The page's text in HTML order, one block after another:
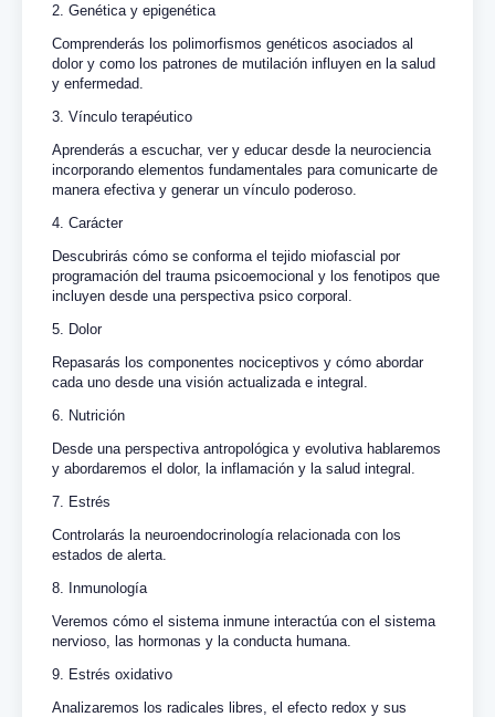
2. Genética y epigenética
Comprenderás los polimorfismos genéticos asociados al
dolor y como los patrones de mutilación influyen en la salud
y enfermedad.
3. Vínculo terapéutico
Aprenderás a escuchar, ver y educar desde la neurociencia
incorporando elementos fundamentales para comunicarte de
manera efectiva y generar un vínculo poderoso.
4. Carácter
Descubrirás cómo se conforma el tejido miofascial por
programación del trauma psicoemocional y los fenotipos que
incluyen desde una perspectiva psico corporal.
5. Dolor
Repasarás los componentes nociceptivos y cómo abordar
cada uno desde una visión actualizada e integral.
6. Nutrición
Desde una perspectiva antropológica y evolutiva hablaremos
y abordaremos el dolor, la inflamación y la salud integral.
7. Estrés
Controlarás la neuroendocrinología relacionada con los
estados de alerta.
8. Inmunología
Veremos cómo el sistema inmune interactúa con el sistema
nervioso, las hormonas y la conducta humana.
9. Estrés oxidativo
Analizaremos los radicales libres, el efecto redox y sus